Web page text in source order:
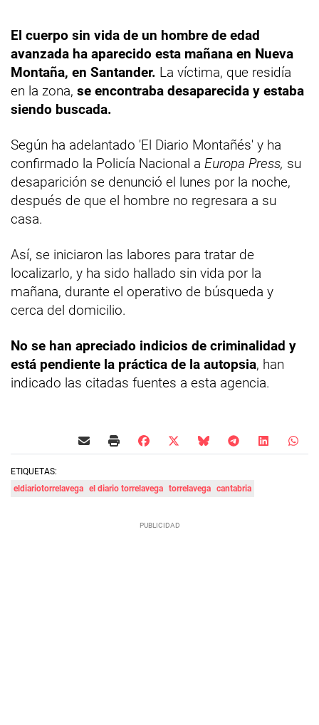
El cuerpo sin vida de un hombre de edad
avanzada ha aparecido esta mañana en Nueva
Montaña, en Santander. La víctima, que residía
en la zona, se encontraba desaparecida y estaba
siendo buscada.
Según ha adelantado 'El Diario Montañés' y ha
confirmado la Policía Nacional a Europa Press, su
desaparición se denunció el lunes por la noche,
después de que el hombre no regresara a su
casa.
Así, se iniciaron las labores para tratar de
localizarlo, y ha sido hallado sin vida por la
mañana, durante el operativo de búsqueda y
cerca del domicilio.
No se han apreciado indicios de criminalidad y
está pendiente la práctica de la autopsia, han
indicado las citadas fuentes a esta agencia.
ETIQUETAS:
eldiariotorrelavega el diario torrelavega torrelavega cantabria